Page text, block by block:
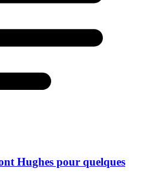
Hughes pour quelques